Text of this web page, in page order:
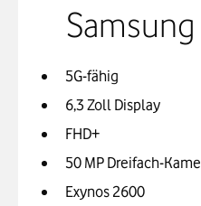
5G-fähig
6,3 Zoll Display
FHD+
50 MP Dreifach-
Exynos 2600